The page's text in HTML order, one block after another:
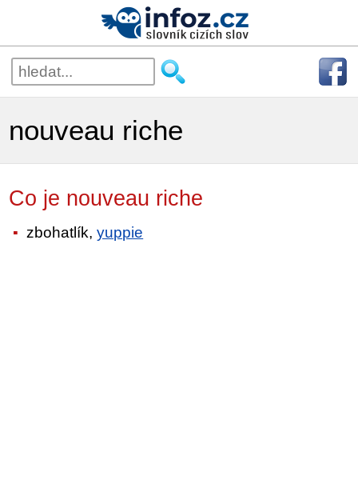
nouveau riche
Co je nouveau riche
zbohatlík,yuppie